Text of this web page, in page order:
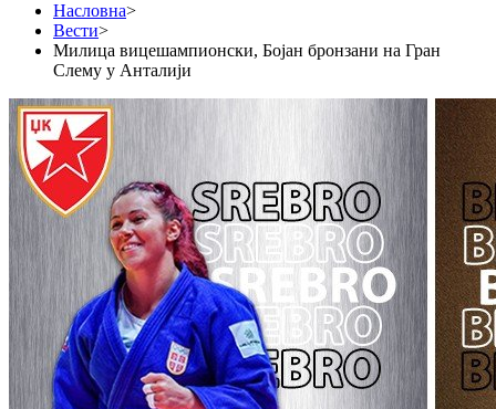
Насловна>
Вести>
Милица вицешампионски, Бојан бронзани на Гран
Слему у Анталији